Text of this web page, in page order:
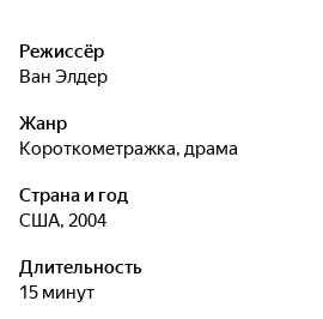
Режиссёр
Ван Элдер
Жанр
короткометражка, драма
Страна и год
США, 2004
Длительность
15 минут